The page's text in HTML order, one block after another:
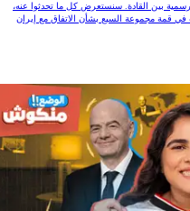
بين القادة. سنستعرض كل ما تحدثوا عنه،
مجموعة السبع بشأن الاتفاق مع إيران